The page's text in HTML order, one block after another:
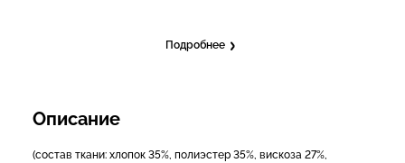
Подробнее
Описание
(состав ткани: хлопок 35%, полиэстер 35%, вискоза 27%,